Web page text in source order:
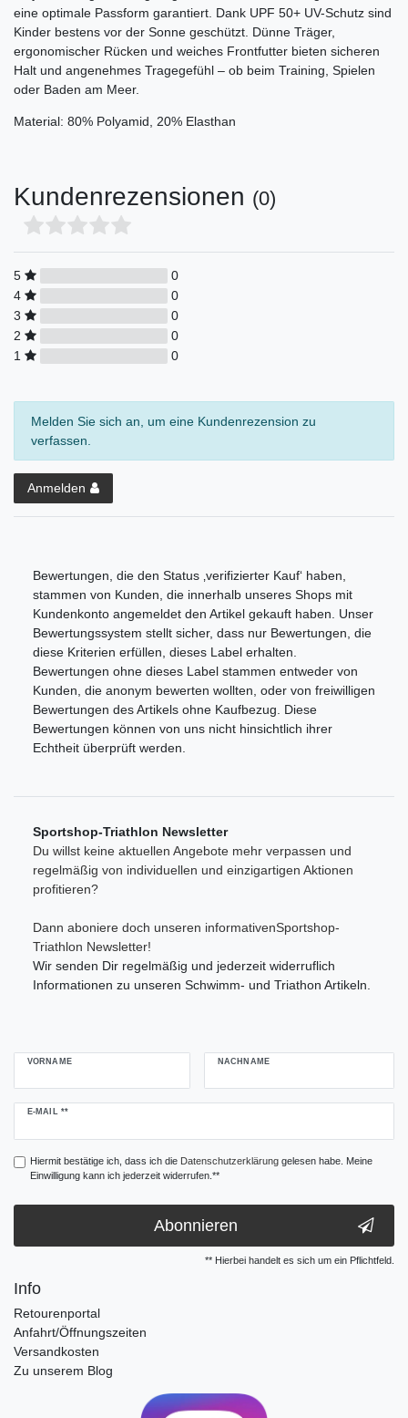
eine optimale Passform garantiert. Dank UPF 50+ UV-Schutz sind
Kinder bestens vor der Sonne geschützt. Dünne Träger,
ergonomischer Rücken und weiches Frontfutter bieten sicheren
Halt und angenehmes Tragegefühl – ob beim Training, Spielen
oder Baden am Meer.
Material: 80% Polyamid, 20% Elasthan
Kundenrezensionen (0)
5
0
4
0
3
0
2
0
1
0
Melden Sie sich an, um eine Kundenrezension zu
verfassen.
Anmelden
Bewertungen, die den Status ‚verifizierter Kauf‘ haben,
stammen von Kunden, die innerhalb unseres Shops mit
Kundenkonto angemeldet den Artikel gekauft haben. Unser
Bewertungssystem stellt sicher, dass nur Bewertungen, die
diese Kriterien erfüllen, dieses Label erhalten.
Bewertungen ohne dieses Label stammen entweder von
Kunden, die anonym bewerten wollten, oder von freiwilligen
Bewertungen des Artikels ohne Kaufbezug. Diese
Bewertungen können von uns nicht hinsichtlich ihrer
Echtheit überprüft werden.
Sportshop-Triathlon Newsletter
Du willst keine aktuellen Angebote mehr verpassen und
regelmäßig von individuellen und einzigartigen Aktionen
profitieren?
Dann aboniere doch unseren informativenSportshop-
Triathlon Newsletter!
Wir senden Dir regelmäßig und jederzeit widerruflich
Informationen zu unseren Schwimm- und Triathon Artikeln.
VORNAME NACHNAME
E-MAIL **
Newsletter
Hiermit bestätige ich, dass ich die Daten­schutz­erklärunggelesen habe. Meine
Einwilligung kann ich jederzeit widerrufen.**
Abonnieren
** Hierbei handelt es sich um ein Pflichtfeld.
Info
Retourenportal
Anfahrt/Öffnungszeiten
Versandkosten
Zu unserem Blog